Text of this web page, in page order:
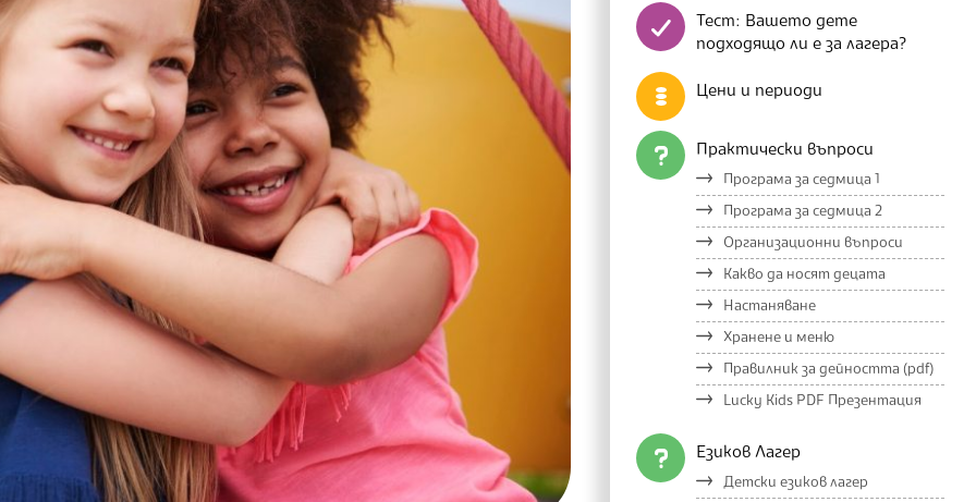
Тест: Вашето дете
подходящо ли е за лагера?
Цени и периоди
Практически въпроси
Програма за седмица 1
Програма за седмица 2
Организационни въпроси
Какво да носят децата
Настаняване
Хранене и меню
Правилник за дейността (pdf)
Lucky Kids PDF Презентация
Езиков Лагер
Детски езиков лагер